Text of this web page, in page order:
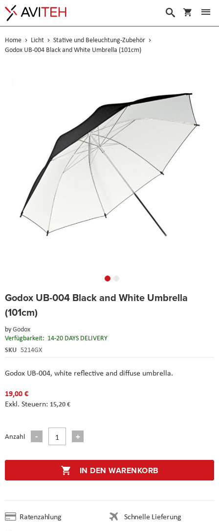
Suche
Home Licht
Stative und Beleuchtung-Zubehör
Godox UB-004 Black and White Umbrella (101cm)
Godox UB-004 Black and White Umbrella
(101cm)
byGodox
Verfügbarkeit: 14-20 DAYS DELIVERY
SKU 5214GX
Godox UB-004, white reflective and diffuse umbrella.
19,00 €
15,20 €
Anzahl
IN DEN WARENKORB
Ratenzahlung
Schnelle Lieferung
to
beginning
the
images
gallery